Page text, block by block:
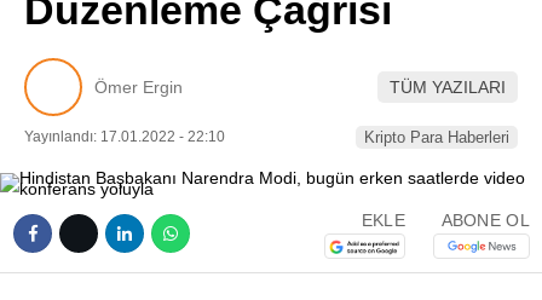
Düzenleme Çağrısı
Ömer Ergin TÜM YAZILARI
Yayınlandı: 17.01.2022 - 22:10 Kripto Para Haberleri
EKLE ABONE OL